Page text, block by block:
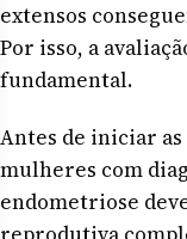
extensos
Por isso, a
fundamental.
Antes de iniciar
mulheres com
endometriose